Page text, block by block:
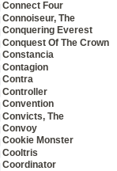
Connect Four
Connoiseur, The
Conquering Everest
Conquest Of The Crown
Constancia
Contagion
Contra
Controller
Convention
Convicts, The
Convoy
Cookie Monster
Cooltris
Coordinator